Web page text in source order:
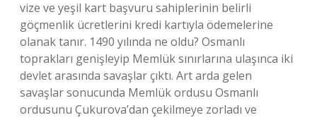
vize ve yeşil kart başvuru sahiplerinin belirli
göçmenlik ücretlerini kredi kartıyla ödemelerine
olanak tanır. 1490 yılında ne oldu? Osmanlı
toprakları genişleyip Memlük sınırlarına ulaşınca iki
devlet arasında savaşlar çıktı. Art arda gelen
savaşlar sonucunda Memlük ordusu Osmanlı
ordusunu Çukurova’dan çekilmeye zorladı ve